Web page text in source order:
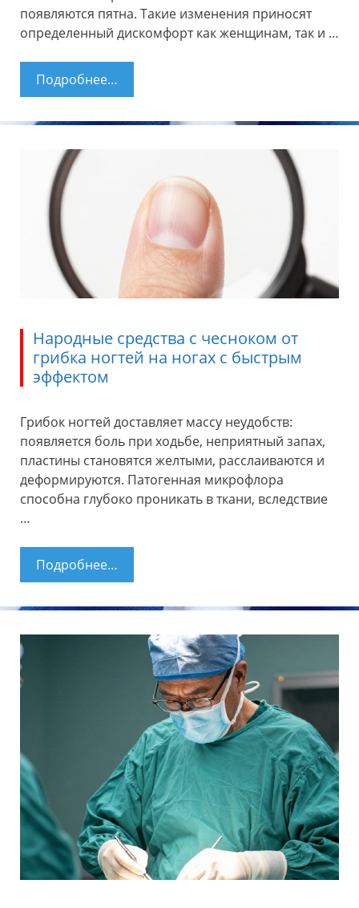
появляются пятна. Такие изменения приносят
определенный дискомфорт как женщинам, так и …
Подробнее…
ногах
Народные средства с чесноком от
грибка ногтей на ногах с быстрым
эффектом
Грибок ногтей доставляет массу неудобств:
появляется боль при ходьбе, неприятный запах,
пластины становятся желтыми, расслаиваются и
деформируются. Патогенная микрофлора
способна глубоко проникать в ткани, вследствие
…
Подробнее…
грибка ногтей на ногах с быстрым
эффектом